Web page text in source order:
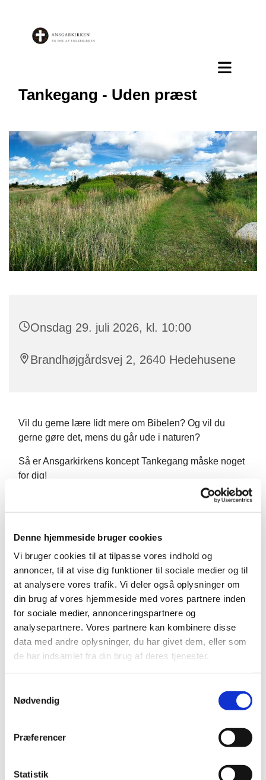
Denne hjemmeside bruger cookies
Vi bruger cookies til at tilpasse vores indhold og
annoncer, til at vise dig funktioner til sociale medier og til
at analysere vores trafik. Vi deler også oplysninger om
din brug af vores hjemmeside med vores partnere inden
for sociale medier, annonceringspartnere og
analysepartnere. Vores partnere kan kombinere disse
data med andre oplysninger, du har givet dem, eller som
de har indsamlet fra din brug af deres tjenester.
Nødvendig
Præferencer
Statistik
Tankegang - Uden præst
Onsdag 29. juli 2026, kl. 10:00
Brandhøjgårdsvej 2, 2640 Hedehusene
Vil du gerne lære lidt mere om Bibelen? Og vil du
gerne gøre det, mens du går ude i naturen?
Så er Ansgarkirkens koncept Tankegang måske noget
for dig!
Vi mødes hver onsdag kl. 10 og går en tur på 4-5 km i
Hedeland. På turen vil vi i små grupper tale om
snak og til at nyde naturen. Vi slutter af med en kop
kaffe.
Du behøver ikke at tilmelde dig. Du skal bare møde
op.
Vi mødes ved veteranbanen i Hedeland på
Brandhøjgårdsvej 2, 2640 Hedehusene.
Vi ses!